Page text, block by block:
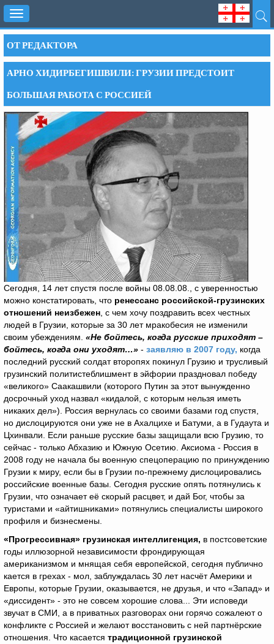
Toggle
navigation
ОТ РЕДАКТОРА
АРНО ХИДИРБЕГИШВИЛИ: ГРУЗИИ ПРЕДСТОИТ
БОЛЬШАЯ РАБОТА С РОССИЕЙ
Сегодня, 14 лет спустя после войны 08.08.08., с уверенностью
можно констатировать, что ренессанс российской-грузинских
отношений неизбежен , с чем хочу поздравить всех честных
людей в Грузии, которые за 30 лет мракобесия не изменили
своим убеждениям. «Не бойтесь, когда русские приходят –
бойтесь, когда они уходят…» - заявляю в 2007 году, когда
последний русский солдат второпях покинул Грузию и трусливый
грузинский политистеблишмент в эйфории праздновал победу
«великого» Саакашвили (которого Путин за этот вынужденно
досрочный уход назвал «кидалой, с которым нельзя иметь
никаких дел»). Россия вернулась со своими базами год спустя,
но дислоцируются они уже не в Ахалцихе и Батуми, а в Гудаута и
Цхинвали. Если раньше русские базы защищали всю Грузию, то
сейчас - только Абхазию и Южную Осетию. Аксиома - Россия в
2008 году не начала бы военную спецоперацию по принуждению
Грузии к миру, если бы в Грузии по-прежнему дислоцировались
российские военные базы. Сегодня русские опять потянулись к
Грузии, что означает её скорый расцвет, и дай Бог, чтобы за
туристами и «айтишниками» потянулись специалисты широкого
профиля и бизнесмены.
«Прогрессивная» грузинская интеллигенция, в постсоветские
годы иллюзорной независимости фрондирующая
американизмом и мнящая себя европейской, сегодня публично
кается в грехах - мол, заблуждалась 30 лет насчёт Америки и
Европы, которые Грузии, оказывается, не друзья, и что «Запад» и
«диссидент» - это не совсем хорошие слова... Эти исповеди
звучат в СМИ, а в приватных разговорах они горячо сожалеют о
конфликте с Россией и желают восстановить с ней партнёрские
отношения. Что касается традиционной грузинской